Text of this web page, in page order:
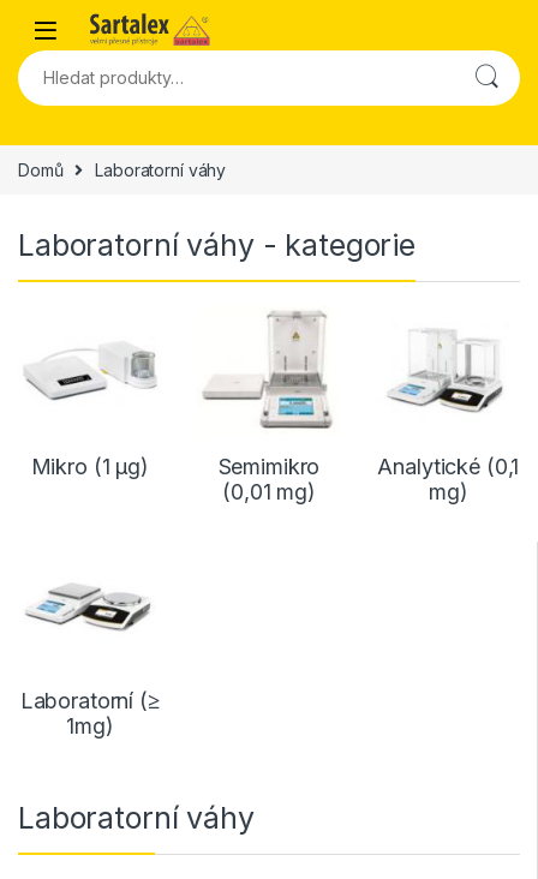
Skip to navigation
Skip to content
Hledat:
Domů Laboratorní váhy
Laboratorní váhy - kategorie
Mikro (1 µg)
Semimikro
(0,01 mg)
Analytické (0,1
mg)
Laboratorní (≥
1mg)
Laboratorní váhy